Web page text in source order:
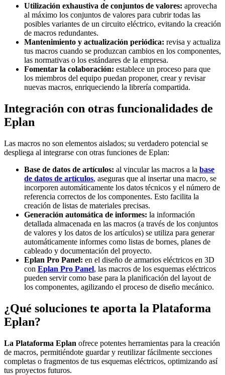
Utilización exhaustiva de conjuntos de valores: aprovecha
al máximo los conjuntos de valores para cubrir todas las
posibles variantes de un circuito eléctrico, evitando la creación
de macros redundantes.
Mantenimiento y actualización periódica: revisa y actualiza
tus macros cuando se produzcan cambios en los componentes,
las normativas o los estándares de la empresa.
Fomentar la colaboración: establece un proceso para que
los miembros del equipo puedan proponer, crear y revisar
nuevas macros, enriqueciendo la librería compartida.
Integración con otras funcionalidades de
Eplan
Las macros no son elementos aislados; su verdadero potencial se
despliega al integrarse con otras funciones de Eplan:
Base de datos de artículos: al vincular las macros a la base
de datos de artículos, aseguras que al insertar una macro, se
incorporen automáticamente los datos técnicos y el número de
referencia correctos de los componentes. Esto facilita la
creación de listas de materiales precisas.
Generación automática de informes: la información
detallada almacenada en las macros (a través de los conjuntos
de valores y los datos de los artículos) se utiliza para generar
automáticamente informes como listas de bornes, planes de
cableado y documentación del proyecto.
Eplan Pro Panel: en el diseño de armarios eléctricos en 3D
con Eplan Pro Panel, las macros de los esquemas eléctricos
pueden servir como base para la planificación del layout de
los componentes, agilizando el proceso de diseño mecánico.
¿Qué soluciones te aporta la Plataforma
Eplan?
La Plataforma Eplan ofrece potentes herramientas para la creación
de macros, permitiéndote guardar y reutilizar fácilmente secciones
completas o fragmentos de tus esquemas eléctricos, optimizando así
tus proyectos futuros.